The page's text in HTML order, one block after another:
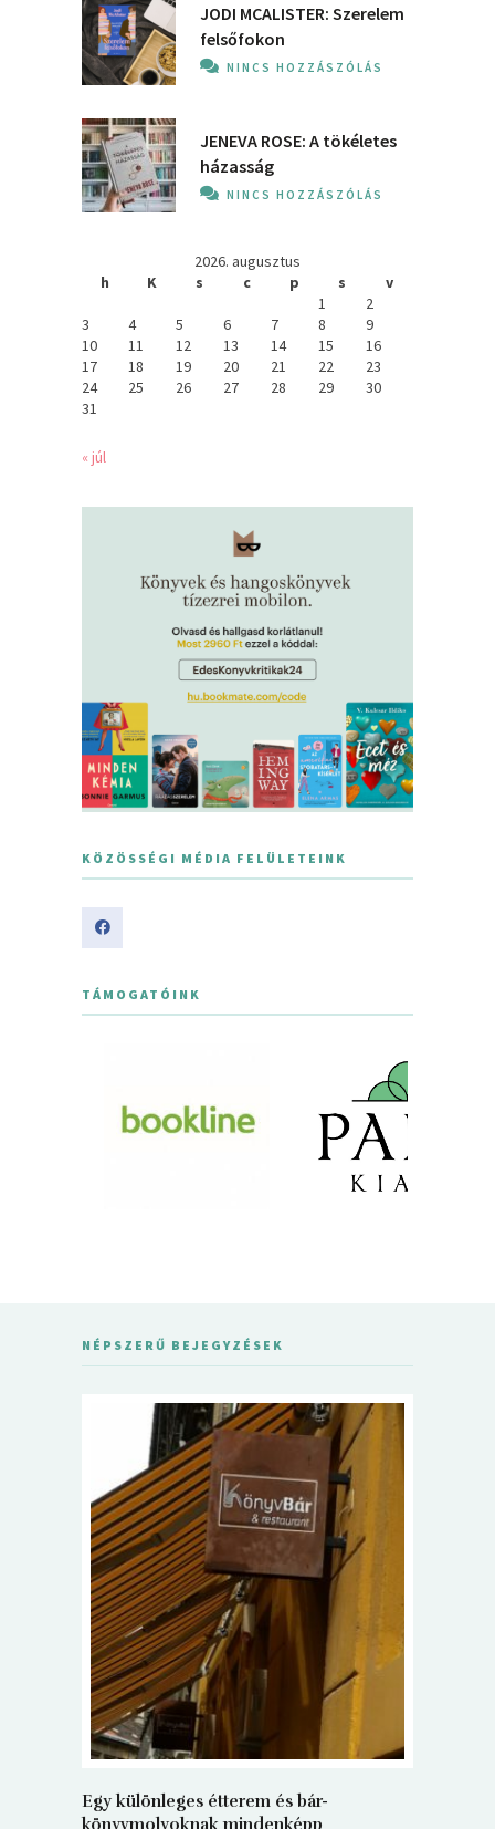
JODI MCALISTER: Szerelem
felsőfokon
NINCS HOZZÁSZÓLÁS
JENEVA ROSE: A ​tökéletes
házasság
NINCS HOZZÁSZÓLÁS
2026. augusztus
h
K s c p s
v
1
2
3
4 5 6 7 8
9
10
11 12 13 14 15
16
17
18 19 20 21 22
23
24
25 26 27 28 29
30
31
« júl
KÖZÖSSÉGI MÉDIA FELÜLETEINK
TÁMOGATÓINK
NÉPSZERŰ BEJEGYZÉSEK
Egy különleges étterem és bár-
könyvmolyoknak mindenképp